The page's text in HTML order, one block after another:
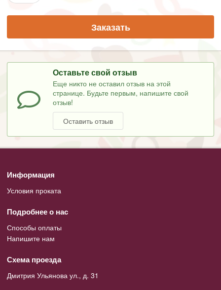
Заказать
Оставьте свой отзыв
Еще никто не оставил отзыв на этой
странице. Будьте первым, напишите свой
отзыв!
Оставить отзыв
Информация
Условия проката
Подробнее о нас
Способы оплаты
Напишите нам
Схема проезда
Дмитрия Ульянова ул., д. 31